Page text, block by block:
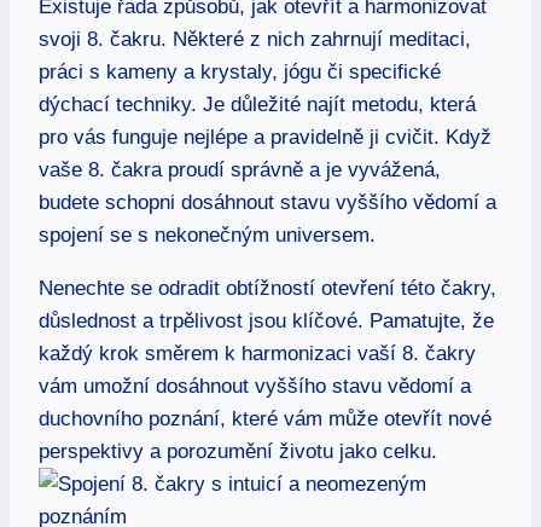
Existuje řada způsobů, jak otevřít a harmonizovat
svoji 8. čakru. Některé‍ z nich zahrnují meditaci,
⁤práci s kameny ⁤a krystaly, jógu či specifické
⁢dýchací ​techniky. ‌Je důležité najít metodu,​ která
pro ​vás funguje nejlépe a pravidelně ji cvičit. ⁤Když
vaše 8. čakra proudí správně a je vyvážená,
budete schopni dosáhnout stavu vyššího vědomí ⁣a
spojení ​se s ‍nekonečným ⁣universem.
Nenechte se odradit obtížností otevření této čakry,
důslednost a trpělivost jsou klíčové. Pamatujte, že
každý krok směrem k harmonizaci vaší 8. čakry
vám umožní dosáhnout vyššího stavu vědomí⁣ a
duchovního poznání, které vám může otevřít nové‌
perspektivy a porozumění životu jako celku.